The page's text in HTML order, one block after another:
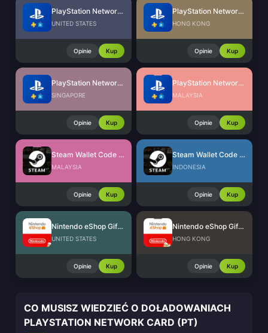
PlayStation Network Card (US)
UNITED STATES
Opinie Kup
PlayStation Network Card (HK)
HONG KONG
Opinie Kup
PlayStation Network Card (SG)
SINGAPORE
Opinie Kup
PlayStation Network Card (MY)
MALAYSIA
Opinie Kup
Steam Wallet Code (MYR)
MALAYSIA
Opinie Kup
Steam Wallet Code (IDR)
INDONESIA
Opinie Kup
Nintendo eShop Gift Card (US)
UNITED STATES
Opinie Kup
Nintendo eShop Gift Card (HK)
HONG KONG
Opinie Kup
CO MUSISZ WIEDZIEĆ O DOŁADOWANIACH
PLAYSTATION NETWORK CARD (PT)